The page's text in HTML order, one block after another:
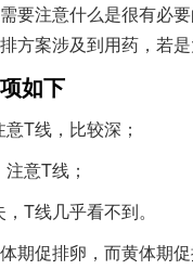
要注意什么是很有必
方案涉及到用药，若
如下
T线，比较深；
意T线；
T线几乎看不到。
期促排卵，而黄体期